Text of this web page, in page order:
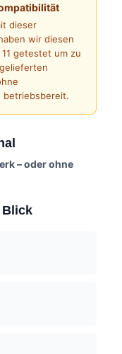
dieser
wir diesen
getestet um zu
betriebsbereit.
– oder ohne
Blick